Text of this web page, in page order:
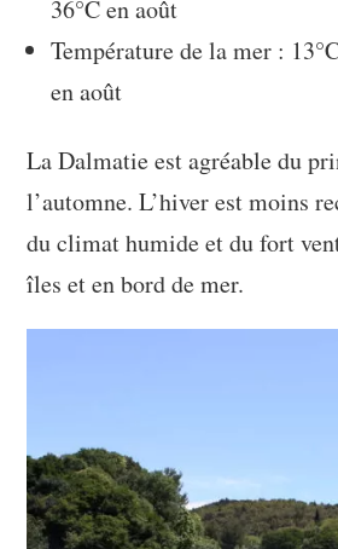
36°C en août
Température de la mer :
en août
La Dalmatie est agréable du
l’automne. L’hiver est moins
du climat humide et du fort
îles et en bord de mer.